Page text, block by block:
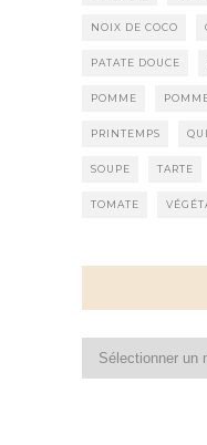
NOIX DE COCO
PATATE DOUCE
POMME
PRINTEMPS
SOUPE TARTE
TOMATE